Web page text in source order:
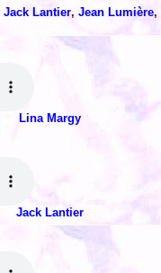
Jack Lantier, Jean Lumière,
Lina Margy
Jack Lantier